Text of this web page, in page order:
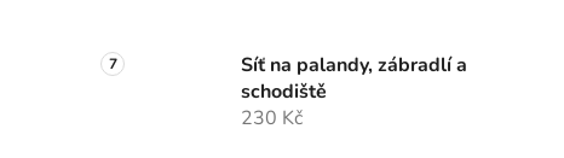
Síť na palandy, zábradlí a
schodiště
230 Kč